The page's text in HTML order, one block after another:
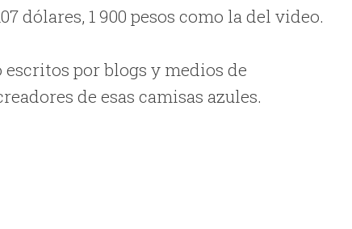
dólares, 1 900 pesos como la del video.
por blogs y medios de
de esas camisas azules.